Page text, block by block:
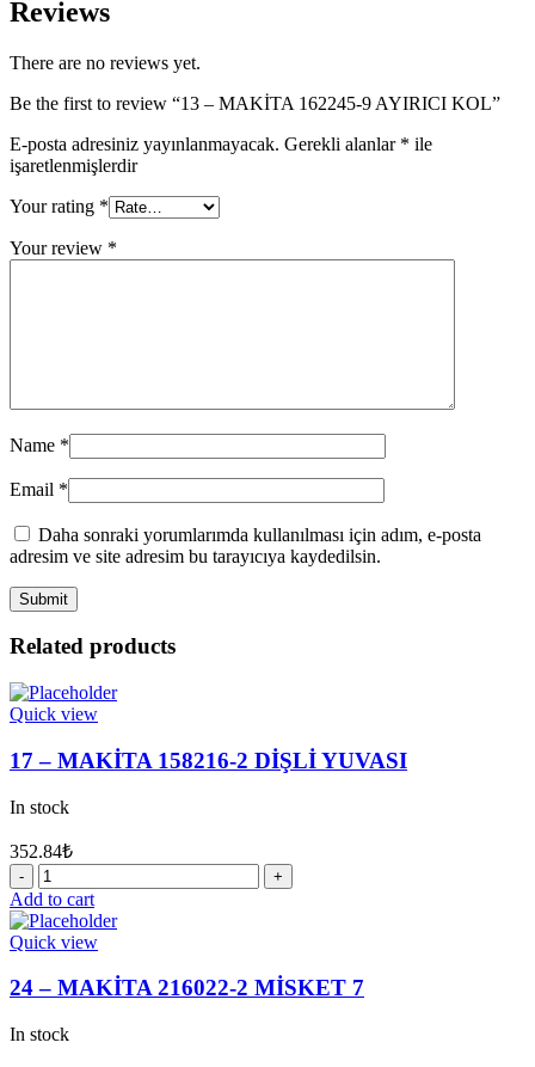
Reviews
There are no reviews yet.
Be the first to review “13 – MAKİTA 162245-9 AYIRICI KOL”
E-posta adresiniz yayınlanmayacak. Gerekli alanlar * ile
işaretlenmişlerdir
Your rating *
Your review *
Name *
Email *
Daha sonraki yorumlarımda kullanılması için adım, e-posta
adresim ve site adresim bu tarayıcıya kaydedilsin.
Related products
Quick view
17 – MAKİTA 158216-2 DİŞLİ YUVASI
In stock
352.84₺
17
-
MAKİTA
158216-
DİŞLİ
YUVASI
quantity
Add to cart
Quick view
24 – MAKİTA 216022-2 MİSKET 7
In stock